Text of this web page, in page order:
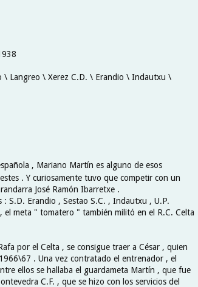
\ Langreo \ Xerez C.D. \ Erandio \ Indautxu \
, Mariano Martín es alguno de esos
. Y curiosamente tuvo que competir con un
José Ramón Ibarretxe .
S.D. Erandio , Sestao S.C. , Indautxu , U.P.
meta " tomatero " también militó en el R.C. Celta
por el Celta , se consigue traer a César , quien
. Una vez contratado el entrenador , el
ellos se hallaba el guardameta Martín , que fue
C.F. , que se hizo con los servicios del